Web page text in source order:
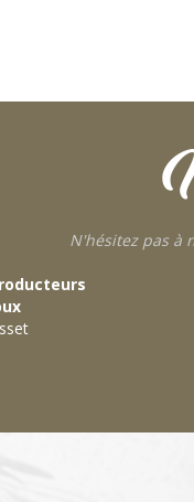
N'hésitez pas à